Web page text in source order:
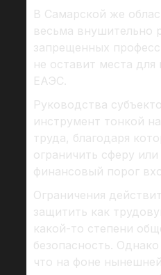
В Самарской же
весьма внушительно
запрещенных
не оставит места для
ЕАЭС.
Руководства
инструмент тонкой
труда, благодаря
ограничить сферу
финансовый порог
Ограничения
защитить как
какой-то степени
безопасность.
что на фоне нынешней